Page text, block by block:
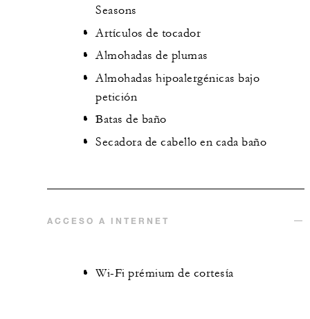
Seasons
Artículos de tocador
Almohadas de plumas
Almohadas hipoalergénicas bajo
petición
Batas de baño
Secadora de cabello en cada baño
ACCESO A INTERNET
Wi-Fi prémium de cortesía